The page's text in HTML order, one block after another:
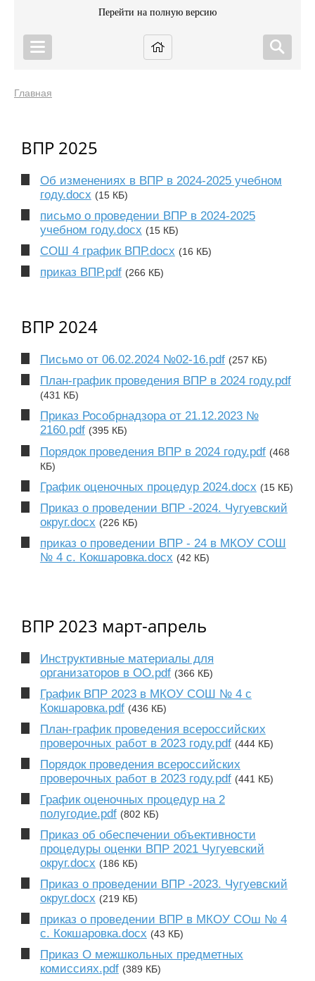
Перейти на полную версию
Главная
ВПР 2025
Об изменениях в ВПР в 2024-2025 учебном
году.docx (15 КБ)
письмо о проведении ВПР в 2024-2025
учебном году.docx (15 КБ)
СОШ 4 график ВПР.docx (16 КБ)
приказ ВПР.pdf (266 КБ)
ВПР 2024
Письмо от 06.02.2024 №02-16.pdf (257 КБ)
План-график проведения ВПР в 2024 году.pdf
(431 КБ)
Приказ Рособрнадзора от 21.12.2023 №
2160.pdf (395 КБ)
Порядок проведения ВПР в 2024 году.pdf (468
КБ)
График оценочных процедур 2024.docx (15 КБ)
Приказ о проведении ВПР -2024. Чугуевский
округ.docx (226 КБ)
приказ о проведении ВПР - 24 в МКОУ СОШ
№ 4 с. Кокшаровка.docx (42 КБ)
ВПР 2023 март-апрель
Инструктивные материалы для
организаторов в ОО.pdf (366 КБ)
График ВПР 2023 в МКОУ СОШ № 4 с
Кокшаровка.pdf (436 КБ)
План-график проведения всероссийских
проверочных работ в 2023 году.pdf (444 КБ)
Порядок проведения всероссийских
проверочных работ в 2023 году.pdf (441 КБ)
График оценочных процедур на 2
полугодие.pdf (802 КБ)
Приказ об обеспечении объективности
процедуры оценки ВПР 2021 Чугуевский
округ.docx (186 КБ)
Приказ о проведении ВПР -2023. Чугуевский
округ.docx (219 КБ)
приказ о проведении ВПР в МКОУ СОш № 4
с. Кокшаровка.docx (43 КБ)
Приказ О межшкольных предметных
комиссиях.pdf (389 КБ)